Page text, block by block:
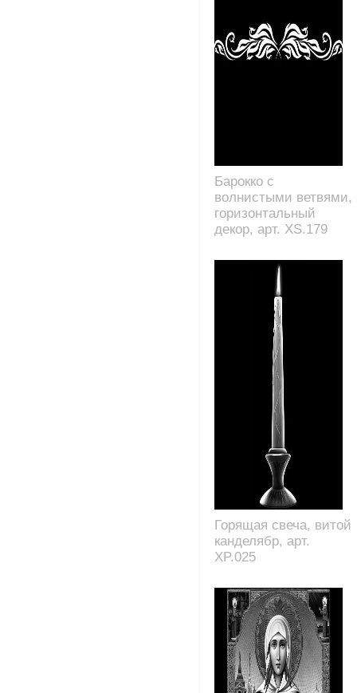
Барокко с
волнистыми ветвями,
горизонтальный
декор, арт. XS.179
Горящая свеча, витой
канделябр, арт.
XP.025